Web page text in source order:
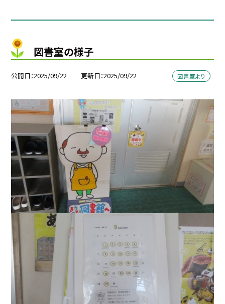
図書室の様子
公開日 2025/09/22 更新日 2025/09/22 図書室より